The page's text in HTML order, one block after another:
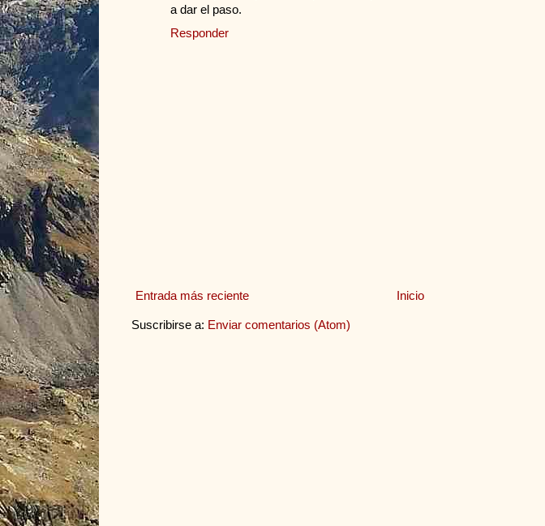
a dar el paso.
Responder
Entrada más reciente Inicio
Suscribirse a: Enviar comentarios (Atom)